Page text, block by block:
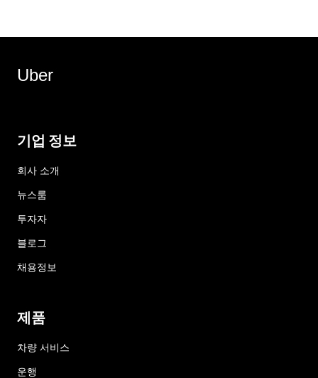
Uber
기업 정보
회사 소개
뉴스룸
투자자
블로그
채용정보
제품
차량 서비스
운행